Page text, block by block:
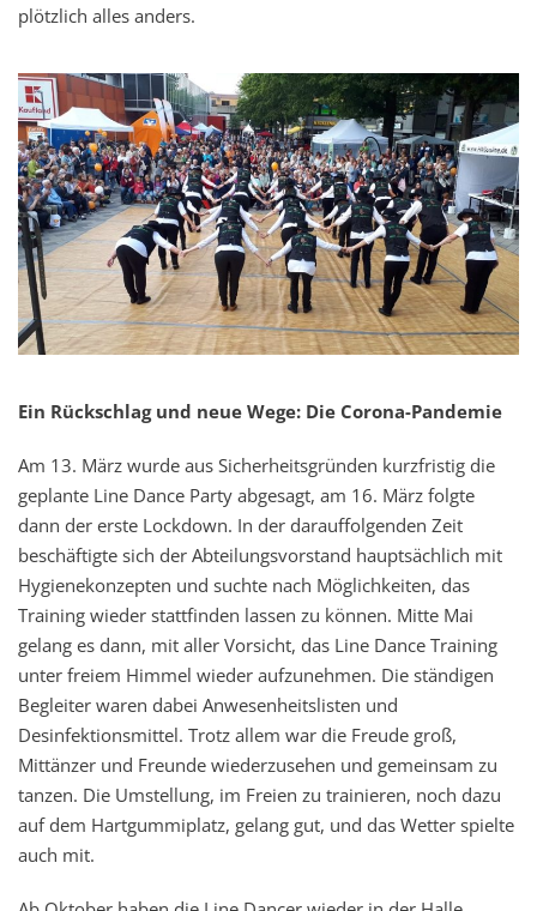
plötzlich alles anders.
Ein Rückschlag und neue Wege: Die Corona-Pandemie
Am 13. März wurde aus Sicherheitsgründen kurzfristig die
geplante Line Dance Party abgesagt, am 16. März folgte
dann der erste Lockdown. In der darauffolgenden Zeit
beschäftigte sich der Abteilungsvorstand hauptsächlich mit
Hygienekonzepten und suchte nach Möglichkeiten, das
Training wieder stattfinden lassen zu können. Mitte Mai
gelang es dann, mit aller Vorsicht, das Line Dance Training
unter freiem Himmel wieder aufzunehmen. Die ständigen
Begleiter waren dabei Anwesenheitslisten und
Desinfektionsmittel. Trotz allem war die Freude groß,
Mittänzer und Freunde wiederzusehen und gemeinsam zu
tanzen. Die Umstellung, im Freien zu trainieren, noch dazu
auf dem Hartgummiplatz, gelang gut, und das Wetter spielte
auch mit.